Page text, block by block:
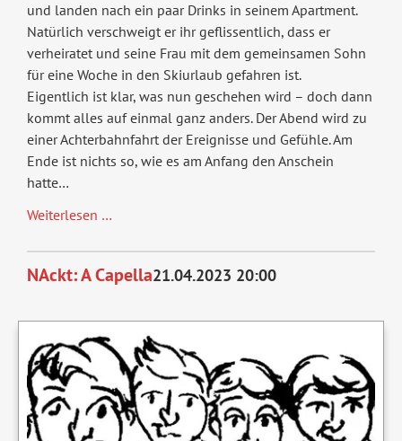
und landen nach ein paar Drinks in seinem Apartment.
Natürlich verschweigt er ihr geflissentlich, dass er
verheiratet und seine Frau mit dem gemeinsamen Sohn
für eine Woche in den Skiurlaub gefahren ist.
Eigentlich ist klar, was nun geschehen wird – doch dann
kommt alles auf einmal ganz anders. Der Abend wird zu
einer Achterbahnfahrt der Ereignisse und Gefühle. Am
Ende ist nichts so, wie es am Anfang den Anschein
hatte…
Weiterlesen …Achterbahn
NAckt: A Capella21.04.2023 20:00